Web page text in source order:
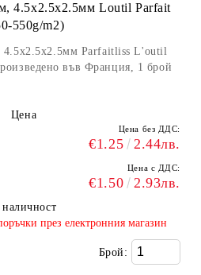
4.5x2.5x2.5мм Loutil Parfait
550g/m2)
4.5x2.5x2.5мм Parfaitliss L'outil
във Франция, 1 брой
Цена
Цена без ДДС:
€1.25 2.44лв.
Цена с ДДС:
€1.50 2.93лв.
през електронния магазин
Брой: